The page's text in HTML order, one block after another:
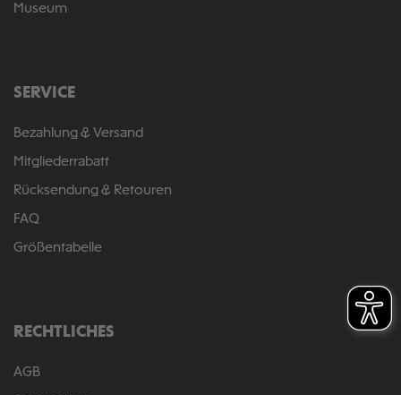
Museum
SERVICE
Bezahlung & Versand
Mitgliederrabatt
Rücksendung & Retouren
FAQ
Größentabelle
RECHTLICHES
AGB